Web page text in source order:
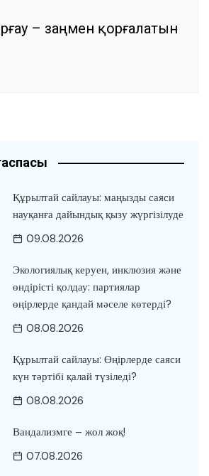
– заңмен қорғалатын
Құрылтай сайлауы: маңызды саяси
науқанға дайындық қызу жүргізілуде
09.08.2026
Экологиялық керуен, инклюзия және
өндірісті қолдау: партиялар
өңірлерде қандай мәселе көтерді?
08.08.2026
Құрылтай сайлауы: Өңірлерде саяси
күн тәртібі қалай түзіледі?
08.08.2026
Вандализмге – жол жоқ!
07.08.2026